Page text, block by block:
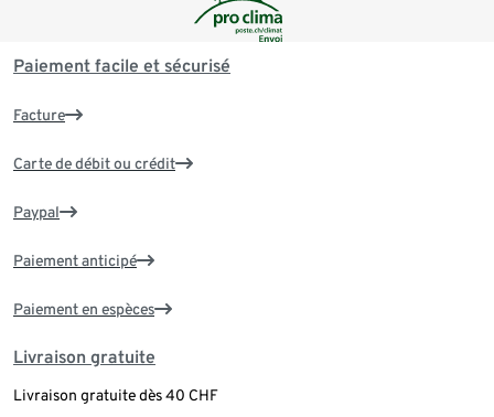
Paiement facile et sécurisé
Facture
Carte de débit ou crédit
Paypal
Paiement anticipé
Paiement en espèces
Livraison gratuite
Livraison gratuite dès 40 CHF